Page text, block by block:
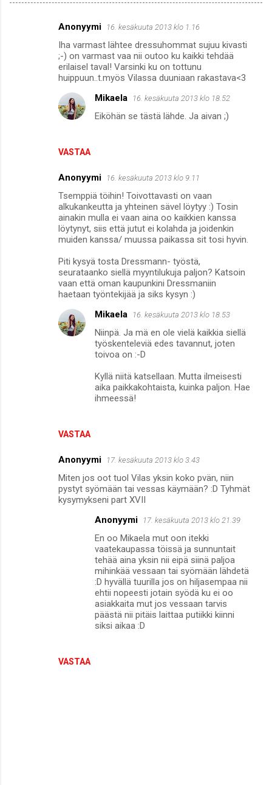
Anonyymi 16. kesäkuuta 2013 klo 1.16
Iha varmast lähtee dressuhommat sujuu kivasti
;-) on varmast vaa nii outoo ku kaikki tehdää
erilaisel taval! Varsinki ku on tottunu
huippuun..t.myös Vilassa duuniaan rakastava<3
VASTAA
Mikaela 16. kesäkuuta 2013 klo 18.52
Eiköhän se tästä lähde. Ja aivan ;)
Anonyymi 16. kesäkuuta 2013 klo 9.11
Tsemppiä töihin! Toivottavasti on vaan
alkukankeutta ja yhteinen sävel löytyy :) Tosin
ainakin mulla ei vaan aina oo kaikkien kanssa
löytynyt, siis että jutut ei kolahda ja joidenkin
muiden kanssa/ muussa paikassa sit tosi hyvin.
Piti kysyä tosta Dressmann- työstä,
seurataanko siellä myyntilukuja paljon? Katsoin
vaan että oman kaupunkini Dressmaniin
haetaan työntekijää ja siks kysyn :)
VASTAA
Mikaela 16. kesäkuuta 2013 klo 18.53
Niinpä. Ja mä en ole vielä kaikkia siellä
työskenteleviä edes tavannut, joten
toivoa on :-D
Kyllä niitä katsellaan. Mutta ilmeisesti
aika paikkakohtaista, kuinka paljon. Hae
ihmeessä!
Anonyymi 17. kesäkuuta 2013 klo 3.43
Miten jos oot tuol Vilas yksin koko pvän, niin
pystyt syömään tai vessas käymään? :D Tyhmät
kysymykseni part XVII
VASTAA
Anonyymi 17. kesäkuuta 2013 klo 21.39
En oo Mikaela mut oon itekki
vaatekaupassa töissä ja sunnuntait
tehää aina yksin nii eipä siinä paljoa
mihinkää vessaan tai syömään lähdetä
:D hyvällä tuurilla jos on hiljasempaa nii
ehtii nopeesti jotain syödä ku ei oo
asiakkaita mut jos vessaan tarvis
päästä nii pitäis laittaa putiikki kiinni
siksi aikaa :D